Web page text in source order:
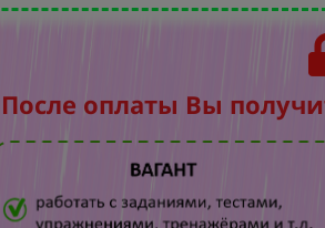
После оплаты Вы